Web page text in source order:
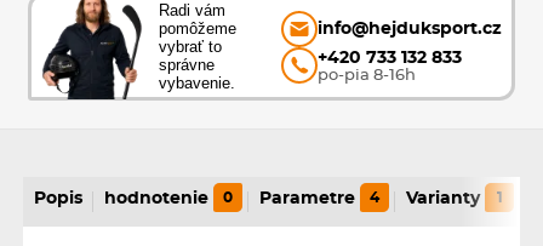
Radi vám
pomôžeme
vybrať to
správne
vybavenie.
info@hejduksport.cz
+420 733 132 833
po-pia 8-16h
Popis hodnotenie 0 Parametre 4 Varianty 1